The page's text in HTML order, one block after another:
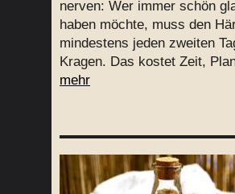
nerven: Wer immer schön
haben möchte, muss den
mindestens jeden zweiten
Kragen. Das kostet Zeit,
mehr